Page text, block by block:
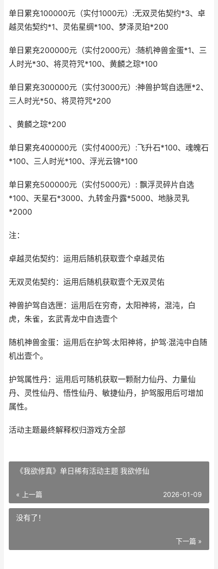
单日累充100000元（实付1000元）:无双灵佑契约*3、卓
越灵佑契约*1、灵佑星绸*100、梦泽灵珀*200
单日累充200000元（实付2000元）:随机神兽金蛋*1、三
人时光*30、将灵符咒*100、黄麟之琮*100
单日累充300000元（实付3000元）:神兽护驾自选匣*2、
三人时光*50、将灵符咒*200
、黄麟之琮*200
单日累充400000元（实付4000元）:飞升石*100、魂魄石
*100、三人时光*100、浮光云锦*100
单日累充500000元（实付5000元）: 飘浮灵碎片自选
*100、天星石*3000、九转金丹露*5000、地脉灵乳
*2000
注：
卓越灵佑契约：运用后随机获取壹个卓越灵佑
无双灵佑契约：运用后随机获取壹个无双灵佑
神兽护驾自选匣：运用后在穷奇，太阳神将，混沌，白
虎，朱雀，玄武青龙中自选壹个
随机神兽金蛋：运用后在护驾·太阳神将，护驾·混沌中自随
机出壹个。
护驾属性丹：运用后可随机获取一颗耐力仙丹、力量仙
丹、灵性仙丹、悟性仙丹、敏捷仙丹，护驾服用后可增加
属性。
活动主题最终解释权归游戏方全部
《我欲修真》单日稀有活动主题 我欲修仙
« 上一篇 2026-01-09
没有了！
下一篇 »